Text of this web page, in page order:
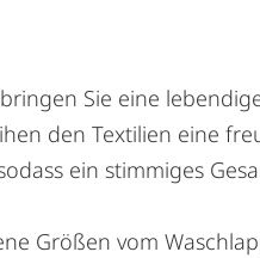
Sie eine
den Textilien eine
ein stimmiges
Größen vom